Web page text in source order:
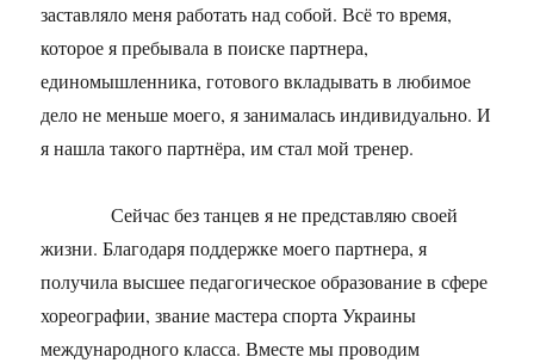
заставляло меня работать над собой. Всё то время,
которое я пребывала в поиске партнера,
единомышленника, готового вкладывать в любимое
дело не меньше моего, я занималась индивидуально. И
я нашла такого партнёра, им стал мой тренер.
Сейчас без танцев я не представляю своей
жизни. Благодаря поддержке моего партнера, я
получила высшее педагогическое образование в сфере
хореографии, звание мастера спорта Украины
международного класса. Вместе мы проводим